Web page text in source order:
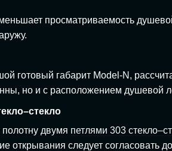
просматриваемость
готовый габарит Model-N,
но и с расположением душевой
двумя петлями 303
открывания следует согласовать